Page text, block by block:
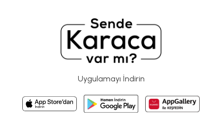
Uygulamayı İndirin